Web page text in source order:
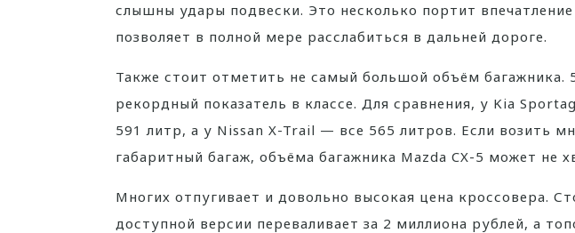
слышны удары подвески. Это несколько портит
позволяет в полной мере расслабиться в дальней дороге.
Также стоит отметить не самый большой объём багажника.
рекордный показатель в классе. Для сравнения, у Kia
591 литр, а у Nissan X-Trail — все 565 литров. Если возить
габаритный багаж, объёма багажника Mazda CX-5 может не
Многих отпугивает и довольно высокая цена кроссовера.
доступной версии переваливает за 2 миллиона рублей, а